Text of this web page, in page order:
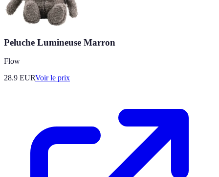
Peluche Lumineuse Marron
Flow
28.9 EURVoir le prix